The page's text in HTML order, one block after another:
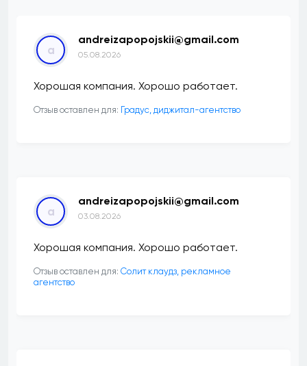
a
andreizapopojskii@gmail.com
05.08.2026
Хорошая компания. Хорошо работает.
Отзыв оставлен для: ​Градус, диджитал-агентство
a
andreizapopojskii@gmail.com
03.08.2026
Хорошая компания. Хорошо работает.
Отзыв оставлен для: Солит клаудз, рекламное
агентство